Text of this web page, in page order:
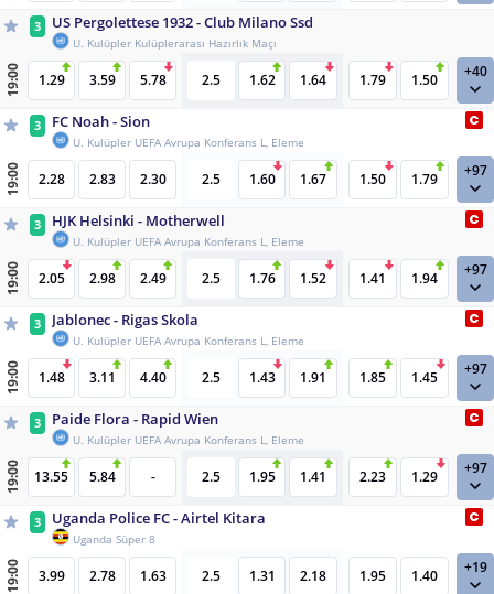
3 US Pergolettese 1932 - Club Milano Ssd
U. Kulüpler Kulüplerarası Hazırlık Maçı
19:00 1.29 3.59 5.78 2.5 1.62 1.64 1.79 1.50 +40
3 FC Noah - Sion
U. Kulüpler UEFA Avrupa Konferans L, Eleme
19:00 2.28 2.83 2.30 2.5 1.60 1.67 1.50 1.79 +97
3 HJK Helsinki - Motherwell
U. Kulüpler UEFA Avrupa Konferans L, Eleme
19:00 2.05 2.98 2.49 2.5 1.76 1.52 1.41 1.94 +97
3 Jablonec - Rigas Skola
U. Kulüpler UEFA Avrupa Konferans L, Eleme
19:00 1.48 3.11 4.40 2.5 1.43 1.91 1.85 1.45 +97
3 Paide Flora - Rapid Wien
U. Kulüpler UEFA Avrupa Konferans L, Eleme
19:00 13.55 5.84 - 2.5 1.95 1.41 2.23 1.29 +97
3 Uganda Police FC - Airtel Kitara
Uganda Süper 8
19:00 3.99 2.78 1.63 2.5 1.31 2.18 1.95 1.40 +19